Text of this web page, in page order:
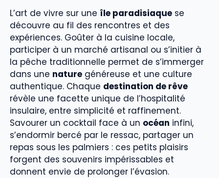
L’art de vivre sur une île paradisiaque se
découvre au fil des rencontres et des
expériences. Goûter à la cuisine locale,
participer à un marché artisanal ou s’initier à
la pêche traditionnelle permet de s’immerger
dans une nature généreuse et une culture
authentique. Chaque destination de rêve
révèle une facette unique de l’hospitalité
insulaire, entre simplicité et raffinement.
Savourer un cocktail face à un océan infini,
s’endormir bercé par le ressac, partager un
repas sous les palmiers : ces petits plaisirs
forgent des souvenirs impérissables et
donnent envie de prolonger l’évasion.